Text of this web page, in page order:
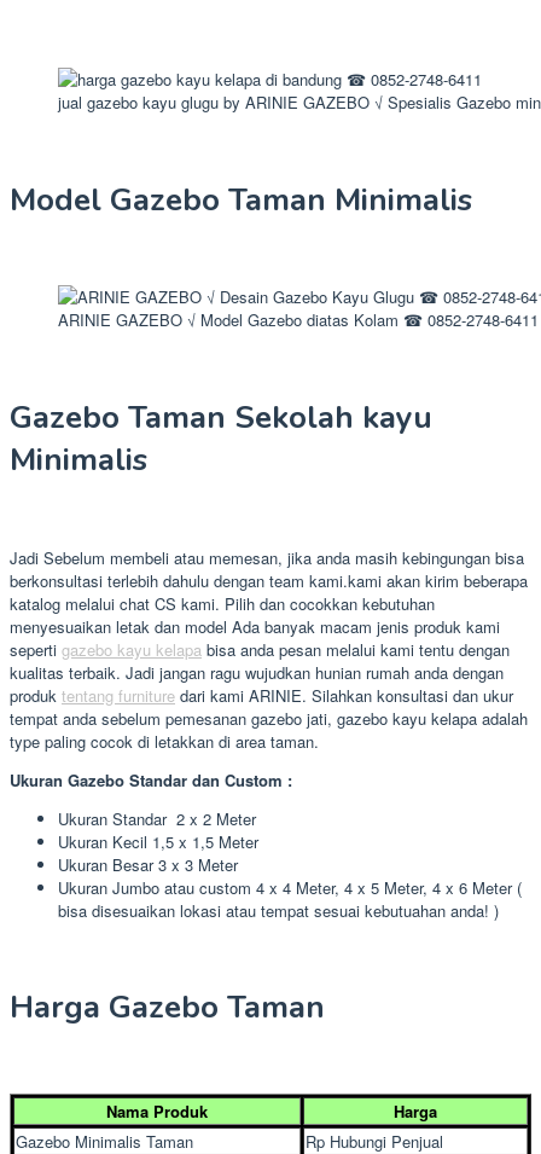
jual gazebo kayu glugu by ARINIE GAZEBO √ Spesialis Gazebo
Model Gazebo Taman Minimalis
ARINIE GAZEBO √ Model Gazebo diatas Kolam ☎ 0852-2748-6411
Gazebo Taman Sekolah kayu
Minimalis
Jadi Sebelum membeli atau memesan, jika anda masih kebingungan bisa
berkonsultasi terlebih dahulu dengan team kami.kami akan kirim beberapa
katalog melalui chat CS kami. Pilih dan cocokkan kebutuhan
menyesuaikan letak dan model Ada banyak macam jenis produk kami
seperti gazebo kayu kelapa bisa anda pesan melalui kami tentu dengan
kualitas terbaik. Jadi jangan ragu wujudkan hunian rumah anda dengan
produk tentang furniture dari kami ARINIE. Silahkan konsultasi dan ukur
tempat anda sebelum pemesanan gazebo jati, gazebo kayu kelapa adalah
type paling cocok di letakkan di area taman.
Ukuran Gazebo Standar dan Custom :
Ukuran Standar 2 x 2 Meter
Ukuran Kecil 1,5 x 1,5 Meter
Ukuran Besar 3 x 3 Meter
Ukuran Jumbo atau custom 4 x 4 Meter, 4 x 5 Meter, 4 x 6 Meter (
bisa disesuaikan lokasi atau tempat sesuai kebutuahan anda! )
Harga Gazebo Taman
Nama Produk
Harga
Gazebo Minimalis Taman
Rp Hubungi Penjual